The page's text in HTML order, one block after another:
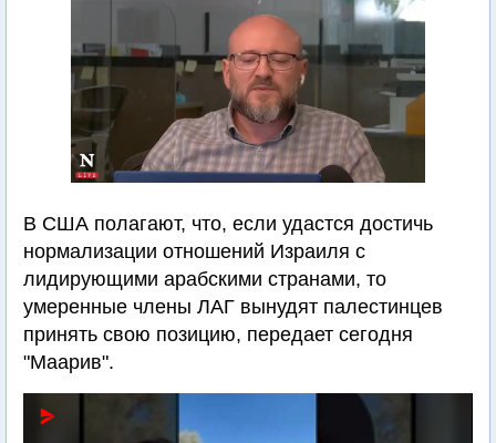
В США полагают, что, если удастся достичь
нормализации отношений Израиля с
лидирующими арабскими странами, то
умеренные члены ЛАГ вынудят палестинцев
принять свою позицию, передает сегодня
"Маарив".